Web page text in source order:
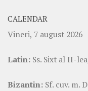
CALENDAR
Vineri, 7 august 2026
Latin: Ss. Sixt al II-
Bizantin: Sf. cuv. m.